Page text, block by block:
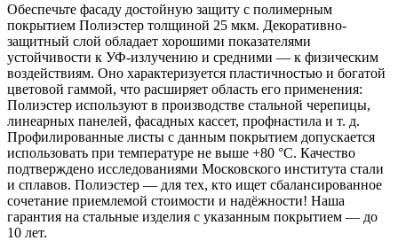
Обеспечьте фасаду достойную защиту с полимерным
покрытием Полиэстер толщиной 25 мкм. Декоративно-
защитный слой обладает хорошими показателями
устойчивости к УФ-излучению и средними — к физическим
воздействиям. Оно характеризуется пластичностью и богатой
цветовой гаммой, что расширяет область его применения:
Полиэстер используют в производстве стальной черепицы,
линеарных панелей, фасадных кассет, профнастила и т. д.
Профилированные листы с данным покрытием допускается
использовать при температуре не выше +80 °С. Качество
подтверждено исследованиями Московского института стали
и сплавов. Полиэстер — для тех, кто ищет сбалансированное
сочетание приемлемой стоимости и надёжности! Наша
гарантия на стальные изделия с указанным покрытием — до
10 лет.